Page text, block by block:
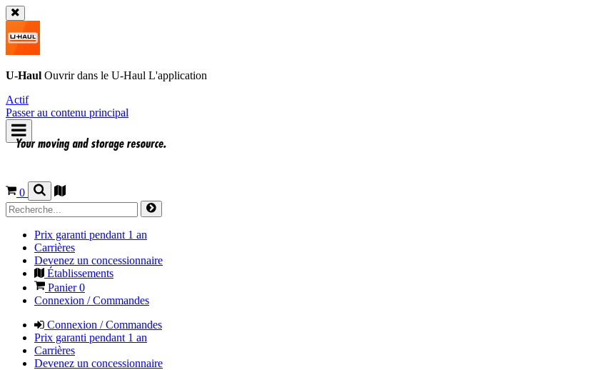
U-Haul Ouvrir dans le U-Haul L'application
Actif
Passer au contenu principal
0
Prix garanti pendant 1 an
Carrières
Devenez un concessionnaire
Établissements
Panier0
Connexion / Commandes
Connexion / Commandes
Prix garanti pendant 1 an
Carrières
Devenez un concessionnaire